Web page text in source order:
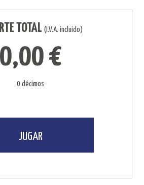
TOTAL (I.V.A. incluido)
0,00 €
0 décimos
JUGAR